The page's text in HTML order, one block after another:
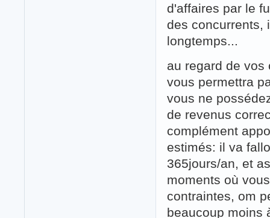
d'affaires par le
des concurrents,
longtemps...
au regard de vos
vous permettra
vous ne
de revenus
complément
estimés: il va
365jours/an, et
moments où
contraintes, om
beaucoup moins